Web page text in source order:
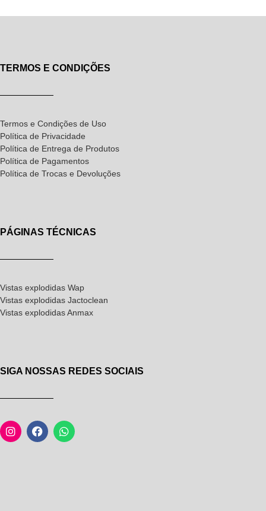
TERMOS E CONDIÇÕES
Termos e Condições de Uso
Política de Privacidade
Política de Entrega de Produtos
Política de Pagamentos
Política de Trocas e Devoluções
PÁGINAS TÉCNICAS
Vistas explodidas Wap
Vistas explodidas Jactoclean
Vistas explodidas Anmax
SIGA NOSSAS REDES SOCIAIS